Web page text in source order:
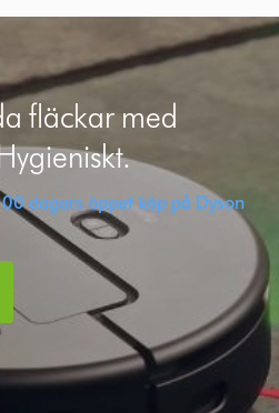
fläckar med
dagars öppet köp på Dyson